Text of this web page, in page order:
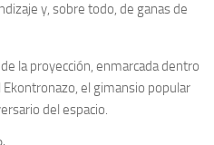
y, sobre todo, de ganas de
la proyección, enmarcada dentro
el gimansio popular
del espacio.